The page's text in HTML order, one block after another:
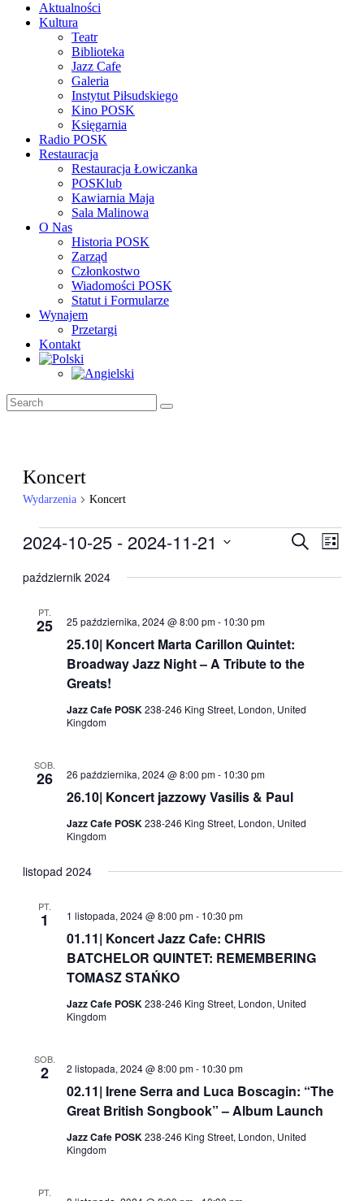
Aktualności
Kultura
Teatr
Biblioteka
Jazz Cafe
Galeria
Instytut Piłsudskiego
Kino POSK
Księgarnia
Radio POSK
Restauracja
Restauracja Łowiczanka
POSKlub
Kawiarnia Maja
Sala Malinowa
O Nas
Historia POSK
Zarząd
Członkostwo
Wiadomości POSK
Statut i Formularze
Wynajem
Przetargi
Kontakt
Koncert
Wydarzenia Koncert
Wydarzenia
po
widokach
Szukaj
Lista
2024-10-25 - 2024-11-21
datę.
październik 2024
PT.
25
25.10| Koncert Marta Carillon Quintet:
Broadway Jazz Night – A Tribute to the
Greats!
25 października, 2024 @ 8:00 pm- 10:30 pm
Jazz Cafe POSK238-246 King Street, London, United
Kingdom
SOB.
26
26.10| Koncert jazzowy Vasilis & Paul
26 października, 2024 @ 8:00 pm- 10:30 pm
Jazz Cafe POSK238-246 King Street, London, United
Kingdom
listopad 2024
PT.
1
01.11| Koncert Jazz Cafe: CHRIS
BATCHELOR QUINTET: REMEMBERING
TOMASZ STAŃKO
1 listopada, 2024 @ 8:00 pm- 10:30 pm
Jazz Cafe POSK238-246 King Street, London, United
Kingdom
SOB.
2
02.11| Irene Serra and Luca Boscagin: “The
Great British Songbook” – Album Launch
2 listopada, 2024 @ 8:00 pm- 10:30 pm
Jazz Cafe POSK238-246 King Street, London, United
Kingdom
PT.